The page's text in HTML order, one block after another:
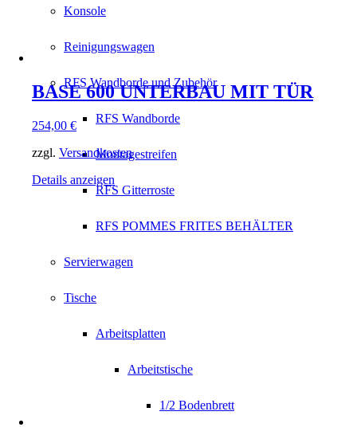
Konsole
Reinigungswagen
RFS Wandborde und Zubehör
RFS Wandborde
Montagestreifen
RFS Gitterroste
RFS POMMES FRITES BEHÄLTER
Servierwagen
Tische
Arbeitsplatten
Arbeitstische
1/2 Bodenbrett
BASE 600 UNTERBAU MIT TÜR
254,00 €
zzgl. Versandkosten
Details anzeigen